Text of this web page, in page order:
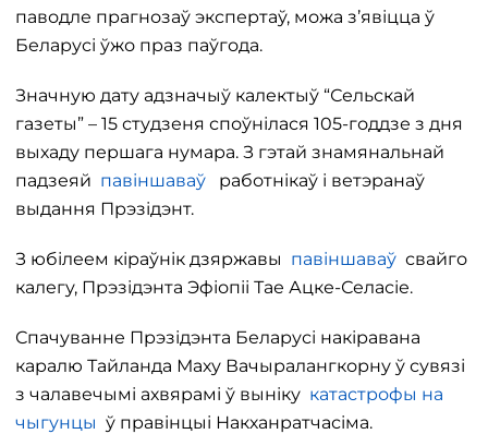
паводле прагнозаў экспертаў, можа з’явіцца ў
Беларусі ўжо праз паўгода.
Значную дату адзначыў калектыў “Сельскай
газеты” – 15 студзеня споўнілася 105-годдзе з дня
выхаду першага нумара. З гэтай знамянальнай
падзеяй павіншаваў работнікаў і ветэранаў
выдання Прэзідэнт.
З юбілеем кіраўнік дзяржавы павіншаваў свайго
калегу, Прэзідэнта Эфіопіі Тае Ацке-Селасіе.
Спачуванне Прэзідэнта Беларусі накіравана
каралю Тайланда Маху Вачыралангкорну ў сувязі
з чалавечымі ахвярамі ў выніку катастрофы на
чыгунцы ў правінцыі Накханратчасіма.